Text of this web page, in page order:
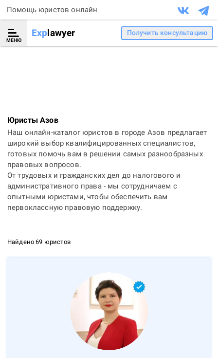
Помощь юристов онлайн
МЕНЮ
Explawyer Получить консультацию
Юристы Азов
Наш онлайн-каталог юристов в городе Азов предлагает
широкий выбор квалифицированных специалистов,
готовых помочь вам в решении самых разнообразных
правовых вопросов.
От трудовых и гражданских дел до налогового и
административного права - мы сотрудничаем с
опытными юристами, чтобы обеспечить вам
первоклассную правовую поддержку.
Найдено 69 юристов